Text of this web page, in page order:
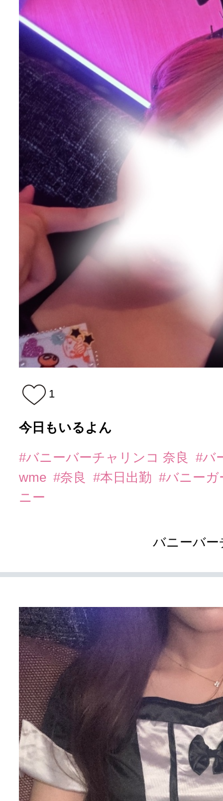
1
今日もいるよん
#バニーバーチャリンコ 奈良
#バ
wme #奈良 #本日出勤 #バニー
ニー
バニーバ